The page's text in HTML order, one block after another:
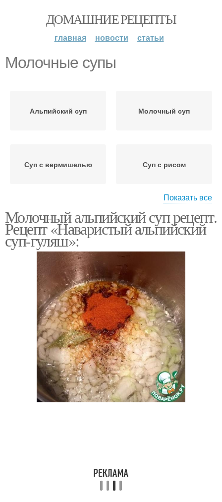
ДОМАШНИЕ РЕЦЕПТЫ
главная новости статьи
Молочные супы
Альпийский суп Молочный суп
Суп с вермишелью Суп с рисом
Суп с картошкой Суп с курицей
Суп с грибами
Суп с сыром Суп с гречкой
Сливочный суп Миндальный суп
Показать все
Молочный альпийский суп рецепт.
Рецепт «Наваристый альпийский
суп-гуляш»: